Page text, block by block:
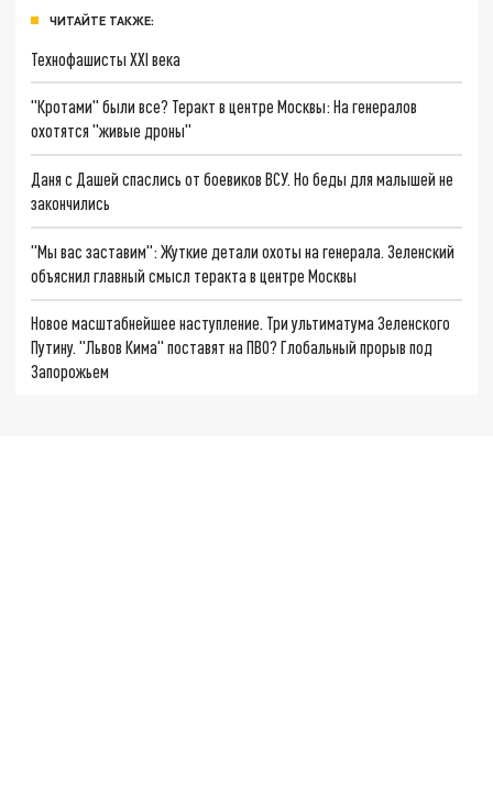
ЧИТАЙТЕ ТАКЖЕ:
Технофашисты XXI века
"Кротами" были все? Теракт в центре Москвы: На генералов
охотятся "живые дроны"
Даня с Дашей спаслись от боевиков ВСУ. Но беды для малышей не
закончились
"Мы вас заставим": Жуткие детали охоты на генерала. Зеленский
объяснил главный смысл теракта в центре Москвы
Новое масштабнейшее наступление. Три ультиматума Зеленского
Путину. "Львов Кима" поставят на ПВО? Глобальный прорыв под
Запорожьем